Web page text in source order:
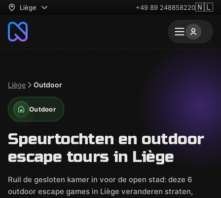
Liège +49 89 248858220🇳🇱
Liège Outdoor
Outdoor
Speurtochten en outdoor
escape tours in Liège
Ruil de gesloten kamer in voor de open stad: deze 6
outdoor escape games in Liège veranderen straten,